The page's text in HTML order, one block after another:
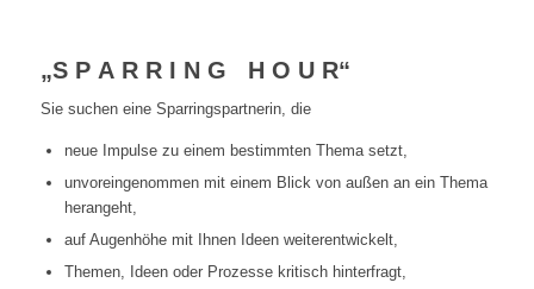
„S P A R R I N G H O U R“
Sie suchen eine Sparringspartnerin, die
neue Impulse zu einem bestimmten Thema setzt,
unvoreingenommen mit einem Blick von außen an ein Thema
herangeht,
auf Augenhöhe mit Ihnen Ideen weiterentwickelt,
Themen, Ideen oder Prozesse kritisch hinterfragt,